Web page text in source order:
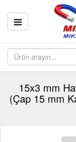
15x3 mm
(Çap 15 mm